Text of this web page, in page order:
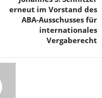
erneut im Vorstand des
ABA-Ausschusses für
internationales
Vergaberecht